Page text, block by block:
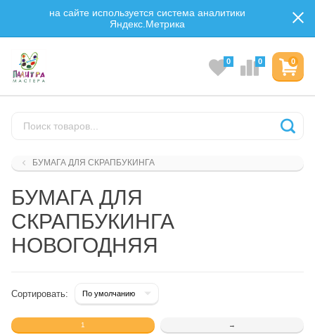
на сайте используется система аналитики
Яндекс.Метрика
0
0 0
БУМАГА ДЛЯ СКРАПБУКИНГА
БУМАГА ДЛЯ
СКРАПБУКИНГА
НОВОГОДНЯЯ
Сортировать:
1 →